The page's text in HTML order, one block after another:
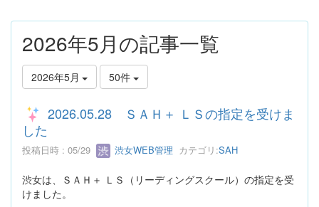
2026年5月の記事一覧
2026年5月 50件
2026.05.28 ＳＡＨ＋ ＬＳの指定を受けま
した
投稿日時 : 05/29 渋女WEB管理 カテゴリ:SAH
渋女は、ＳＡＨ＋ ＬＳ（リーディングスクール）の指定を受
けました。